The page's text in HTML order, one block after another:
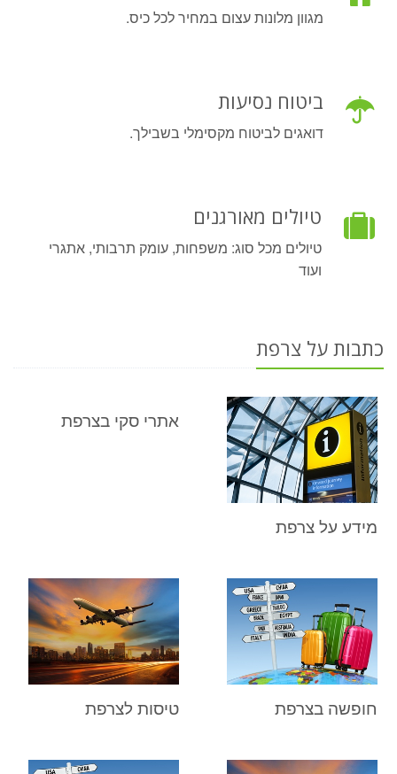
מגוון מלונות עצום במחיר לכל כיס.
ביטוח נסיעות
דואגים לביטוח מקסימלי בשבילך.
טיולים מאורגנים
טיולים מכל סוג: משפחות, עומק תרבותי, אתגרי
ועוד
כתבות על צרפת
מידע על צרפת
אתרי סקי בצרפת
חופשה בצרפת טיסות לצרפת